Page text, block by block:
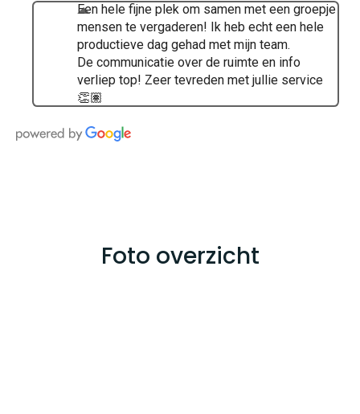
Een hele fijne plek om samen met een groepje
mensen te vergaderen! Ik heb echt een hele
productieve dag gehad met mijn team.
De communicatie over de ruimte en info
verliep top! Zeer tevreden met jullie service
👏🏽
Foto overzicht